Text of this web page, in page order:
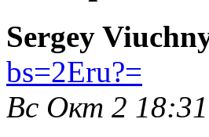
Sergey
bs=2Eru?=
Вс Окт 2